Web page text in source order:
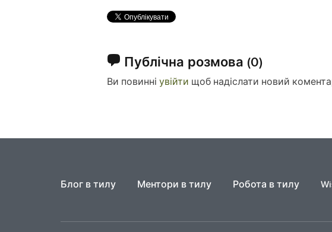
Публічна розмова (0)
Ви повинні увійти щоб надіслати новий
Блог в тилу Ментори в тилу Робота в тилу